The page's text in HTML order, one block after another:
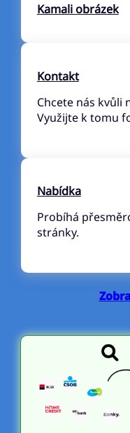
Kamali obrázek
Kontakt
Chcete nás kvůli
Využijte k tomu
Nabídka
Probíhá
stránky.